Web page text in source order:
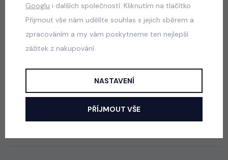
VLOŽIT DO KOŠÍKU
Popis
Soft velur mikina, motiv Squishy dumpling.
Googlu i dalších společností. Kliknutím na tlačítko
Přijmout vše nám udělíte souhlas s jejich sběrem a
zpracováním a my vám poskytneme ten nejlepší
zážitek z nakupování.
NASTAVENÍ
PŘÍJMOUT VŠE